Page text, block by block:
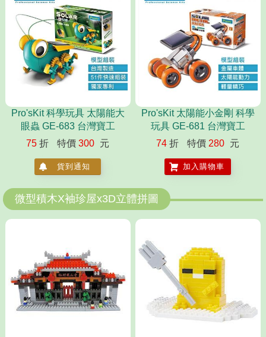
Pro'sKit 科學玩具 太陽能大
眼蟲 GE-683 台灣寶工
75 折 特價 300 元
貨到通知
Pro'sKit 太陽能小金剛 科學
玩具 GE-681 台灣寶工
74 折 特價 280 元
加入購物車
微型積木X袖珍屋x3D立體拼圖